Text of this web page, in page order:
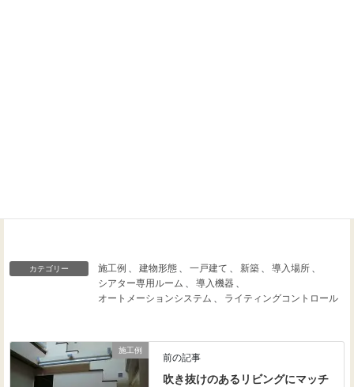
カテゴリー 施工例 、 建物形態 、 一戸建て 、 新築 、 導入場所 、
シアター専用ルーム 、 導入機器 、
オートメーションシステム 、 ライティングコントロール
施工例
前の記事
吹き抜けのあるリビングにマッチ